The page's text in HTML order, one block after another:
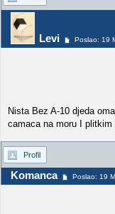
Levi Poslao: 19
Nista Bez A-10 djeda
camaca na moru I
Profil
Komanca Poslao: 19